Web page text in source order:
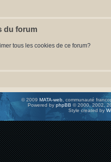
du forum
tous les cookies de ce forum?
© 2009 MATA-web , communauté
Powered by phpBB © 2000, 2002,
Style created by